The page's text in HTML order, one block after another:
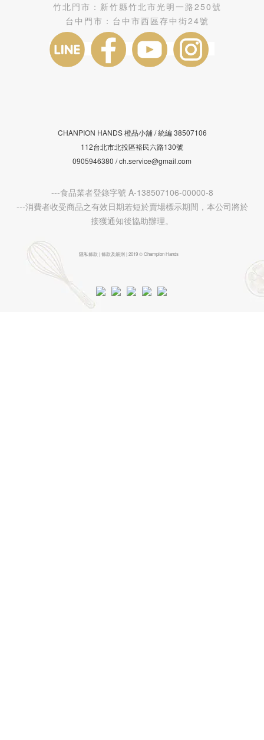
竹北門市： 新竹縣竹北市光明一路250號
台中門市： 台中市西區存中街24號
CHANPION HANDS 橙品小舖 /統編38507106
112台北市北投區裕民六路130號
0905946380 / ch.service@gmail.com
---食品業者登錄字號 A-138507106-00000-8
---消費者收受商品之有效日期若短於賣場標示期間，本公司將於
接獲通知後協助辦理。
隱私條款 | 條款及細則 | 2019 © Champion Hands